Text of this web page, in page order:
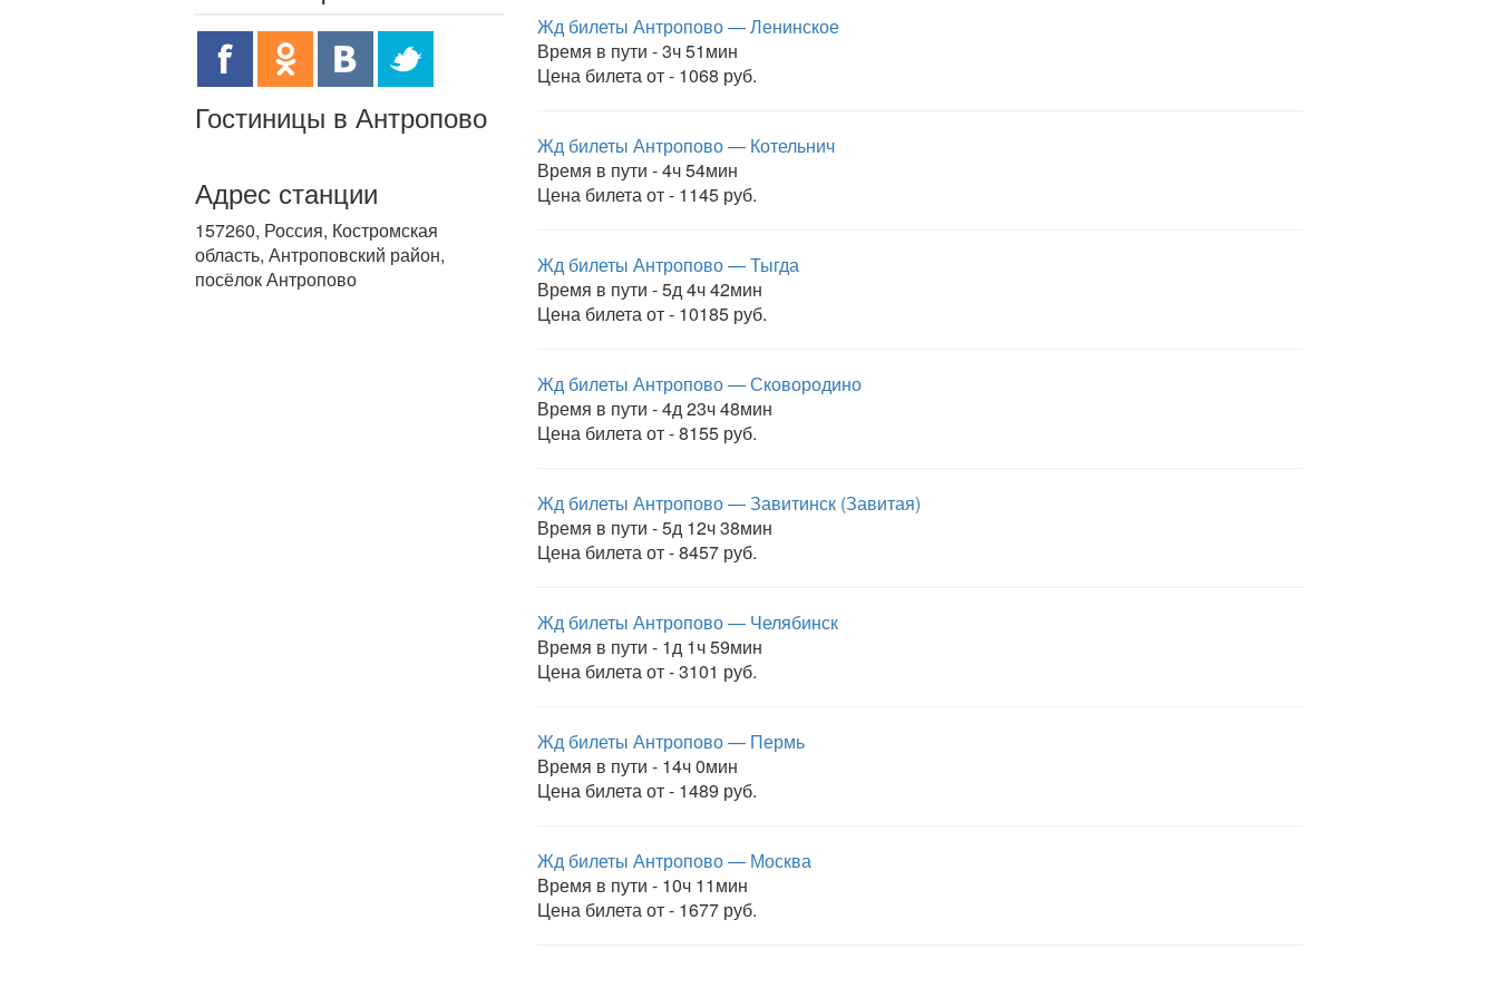
Жд билеты Антропово — Ленинское
Время в пути - 3ч 51мин
Цена билета от - 1068 руб.
Жд билеты Антропово — Котельнич
Время в пути - 4ч 54мин
Цена билета от - 1145 руб.
Жд билеты Антропово — Тыгда
Время в пути - 5д 4ч 42мин
Цена билета от - 10185 руб.
Жд билеты Антропово — Сковородино
Время в пути - 4д 23ч 48мин
Цена билета от - 8155 руб.
Жд билеты Антропово — Завитинск (Завитая)
Время в пути - 5д 12ч 38мин
Цена билета от - 8457 руб.
Жд билеты Антропово — Челябинск
Время в пути - 1д 1ч 59мин
Цена билета от - 3101 руб.
Жд билеты Антропово — Пермь
Время в пути - 14ч 0мин
Цена билета от - 1489 руб.
Жд билеты Антропово — Москва
Время в пути - 10ч 11мин
Цена билета от - 1677 руб.
Гостиницы в Антропово
Адрес станции
157260, Россия, Костромская
область, Антроповский район,
посёлок Антропово